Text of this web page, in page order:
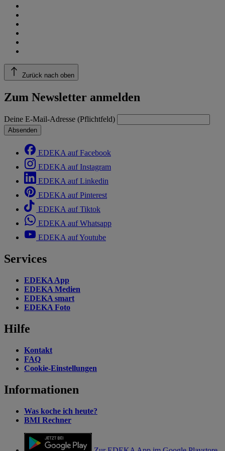
Zurück nach oben
Zum Newsletter anmelden
Deine E-Mail-Adresse (Pflichtfeld)
Absenden
EDEKA auf Facebook
EDEKA auf Instagram
EDEKA auf Linkedin
EDEKA auf Pinterest
EDEKA auf Tiktok
EDEKA auf Whatsapp
EDEKA auf Youtube
Services
EDEKA App
EDEKA Medien
EDEKA smart
EDEKA Foto
Hilfe
Kontakt
FAQ
Cookie-Einstellungen
Informationen
Was koche ich heute?
BMI Rechner